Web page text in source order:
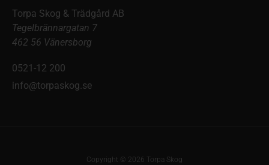
Torpa Skog & Trädgård AB
Tegelbrännargatan 7
462 56 Vänersborg
0521-12 200
info@torpaskog.se
Copyright © 2026 Torpa Skog